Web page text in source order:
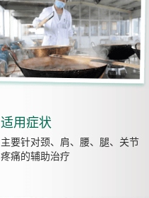
适用症状
主要针对颈、肩、腰、腿、关节
疼痛的辅助治疗